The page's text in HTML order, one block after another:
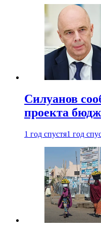
Силуанов
проекта
1 год спустя1 год